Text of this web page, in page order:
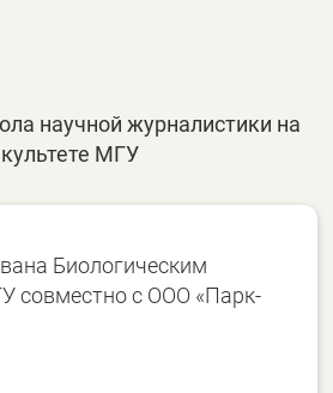
научной журналистики на
МГУ
Биологическим
совместно с ООО «Парк-